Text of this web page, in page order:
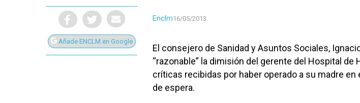
Añade ENCLM en Google
Enclm16/05/2013
El consejero de Sanidad y Asuntos Sociales,
“razonable” la dimisión del gerente del Hospital de
críticas recibidas por haber operado a su madre
de espera.